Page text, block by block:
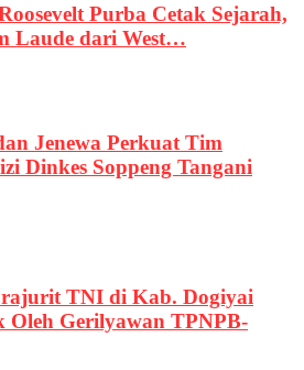
Purba Cetak Sejarah,
Laude dari West…
Jenewa Perkuat Tim
Dinkes Soppeng Tangani
TNI di Kab. Dogiyai
Oleh Gerilyawan TPNPB-